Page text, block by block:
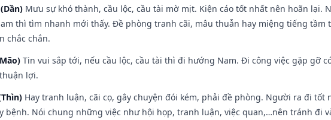
Mưu sự khó thành, cầu lộc, cầu tài mờ mịt. Kiện cáo tốt nhất nên hoãn lại.
thì tìm nhanh mới thấy. Đề phòng tranh cãi, mâu thuẫn hay miệng tiếng tầm
chắc chắn.
Tin vui sắp tới, nếu cầu lộc, cầu tài thì đi hướng Nam. Đi công việc gặp gỡ
lợi.
Hay tranh luận, cãi cọ, gây chuyện đói kém, phải đề phòng. Người ra đi tốt
Nói chung những việc như hội họp, tranh luận, việc quan,…nên tránh đi